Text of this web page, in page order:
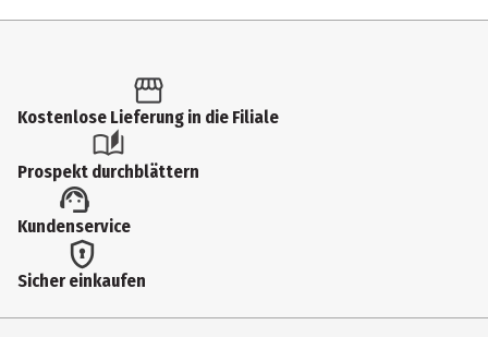
Produkttyp
Kinder- & Jugendbücher
Altersempfehlung ab
4 Jahre
Kostenlose Lieferung in die Filiale
Prospekt durchblättern
Kundenservice
Sicher einkaufen